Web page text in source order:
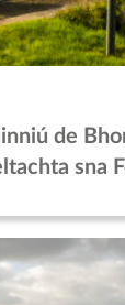
de
sna